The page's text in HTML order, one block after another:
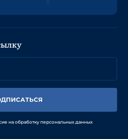
на обработку персональных данных